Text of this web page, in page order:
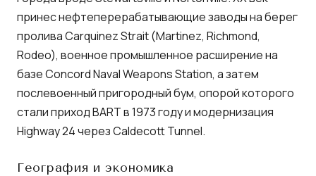
принес нефтеперерабатывающие заводы на берег
пролива Carquinez Strait (Martinez, Richmond,
Rodeo), военное промышленное расширение на
базе Concord Naval Weapons Station, а затем
послевоенный пригородный бум, опорой которого
стали приход BART в 1973 году и модернизация
Highway 24 через Caldecott Tunnel.
География и экономика